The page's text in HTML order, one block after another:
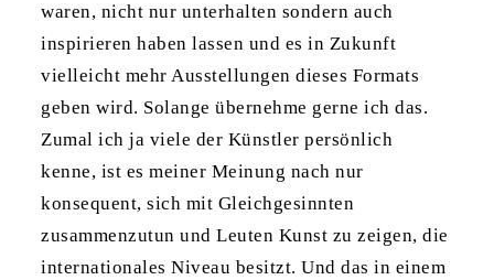
waren, nicht nur unterhalten sondern auch
inspirieren haben lassen und es in Zukunft
vielleicht mehr Ausstellungen dieses Formats
geben wird. Solange übernehme gerne ich das.
Zumal ich ja viele der Künstler persönlich
kenne, ist es meiner Meinung nach nur
konsequent, sich mit Gleichgesinnten
zusammenzutun und Leuten Kunst zu zeigen, die
internationales Niveau besitzt. Und das in einem